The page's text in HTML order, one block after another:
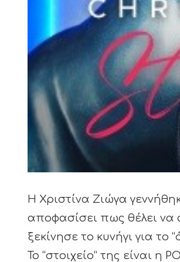
Η Χριστίνα Ζιώγα
αποφασίσει πως θέλει να
ξεκίνησε το κυνήγι για το
Το “στοιχείο” της είναι